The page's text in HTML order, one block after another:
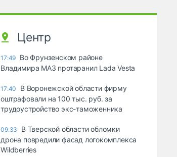
Центр
17:49 Во Фрунзенском районе
Владимира МАЗ протаранил Lada Vesta
17:40
В Воронежской области фирму
оштрафовали на 100 тыс. руб. за
трудоустройство экс-таможенника
09:33
В Тверской области обломки
дрона повредили фасад логокомплекса
Wildberries